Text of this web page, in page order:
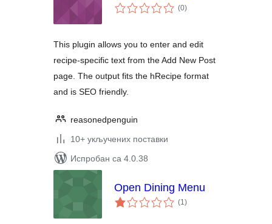
(0укупних
оцена
)
This plugin allows you to enter and edit
recipe-specific text from the Add New Post
page. The output fits the hRecipe format
and is SEO friendly.
reasonedpenguin
10+ укључених поставки
Испробан са 4.0.38
Open Dining Menu
(1укупних
оцена
)